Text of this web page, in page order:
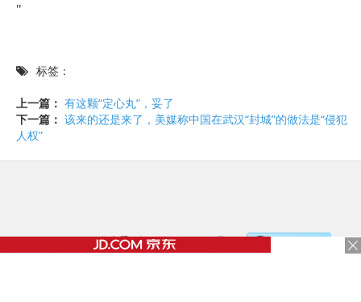
"
标签：
上一篇： 有这颗“定心丸”，妥了
下一篇： 该来的还是来了，美媒称中国在武汉“封城”的做法是“侵犯
人权”
©2017 - 2020 / 信息看 /粤ICP备17153186号-2，